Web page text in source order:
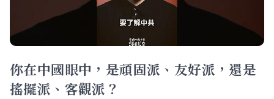
你在中國眼中，是頑固派、友好派，還是
搖擺派、客觀派？